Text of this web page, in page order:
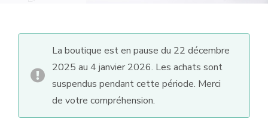
La boutique est en pause du 22 décembre
2025 au 4 janvier 2026. Les achats sont
suspendus pendant cette période. Merci
de votre compréhension.